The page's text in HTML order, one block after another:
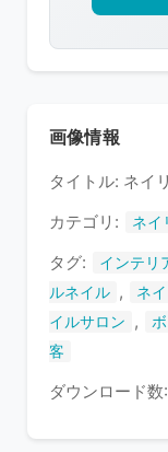
画像情報
タイトル: ネイ
カテゴリ:
ネイ
タグ: インテリ
ルネイル , ネ
イルサロン
,
客
ダウンロード数